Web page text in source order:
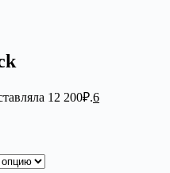
12 200₽.6